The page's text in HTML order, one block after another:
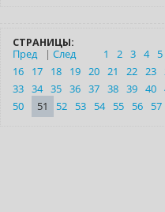
СТРАНИЦЫ:
Пред
| След 1 2 3 4 5
16
17 18 19 20 21 22 23
33 34 35 36 37 38 39 40
50
51 52 53 54 55 56 57